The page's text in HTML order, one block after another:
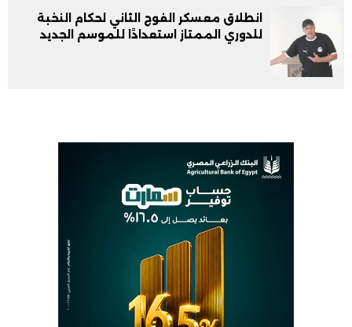
انطلاق معسكر الفوج الثاني لحكام النخبة
للدوري الممتاز استعدادًا للموسم الجديد